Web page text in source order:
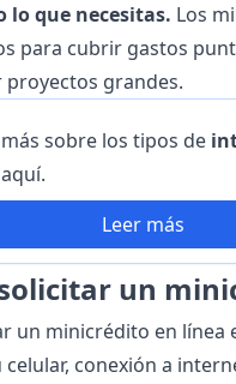
lo que necesitas. Los
para cubrir gastos
grandes.
sobre los tipos de
aquí.
Leer más
un
un minicrédito en línea
celular, conexión a